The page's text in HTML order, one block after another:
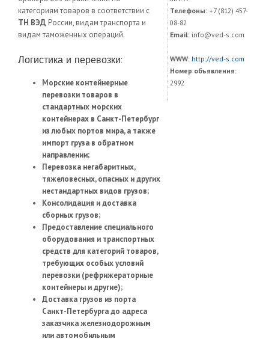
категориям товаров в соответствии с
ТН ВЭД России, видам транспорта и
видам таможенных операций.
Логистика и перевозки:
Морские контейнерные
перевозки товаров в
стандартных морских
контейнерах в Санкт-Петербург
из любых портов мира, а также
импорт груза в обратном
направлении;
Перевозка негабаритных,
тяжеловесных, опасных и других
нестандартных видов грузов;
Консолидация и доставка
сборных грузов;
Предоставление специального
оборудования и транспортных
средств для категорий товаров,
требующих особых условий
перевозки (рефрижераторные
контейнеры и другие);
Доставка грузов из порта
Санкт-Петербурга до адреса
заказчика железнодорожным
или автомобильным
Телефоны:+7 (812) 457-
08-82
Email:info@ved-s.com
WWW: http://ved-s.com
Номер объявления:
2992